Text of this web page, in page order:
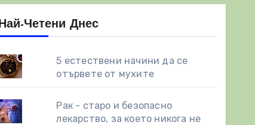
Четени Днес
5 естествени начини да се
отървете от мухите
Рак - старо и безопасно
лекарство, за което никога не